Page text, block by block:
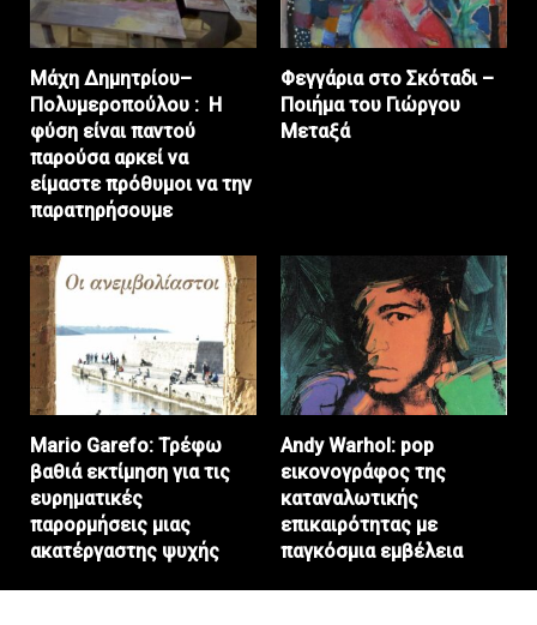
Μάχη Δημητρίου–
Πολυμεροπούλου : Η
φύση είναι παντού
παρούσα αρκεί να
είμαστε πρόθυμοι να την
παρατηρήσουμε
Φεγγάρια στο Σκόταδι –
Ποιήμα του Γιώργου
Μεταξά
Mario Garefo: Τρέφω
βαθιά εκτίμηση για τις
ευρηματικές
παρορμήσεις μιας
ακατέργαστης ψυχής
Andy Warhol: pop
εικονογράφος της
καταναλωτικής
επικαιρότητας με
παγκόσμια εμβέλεια